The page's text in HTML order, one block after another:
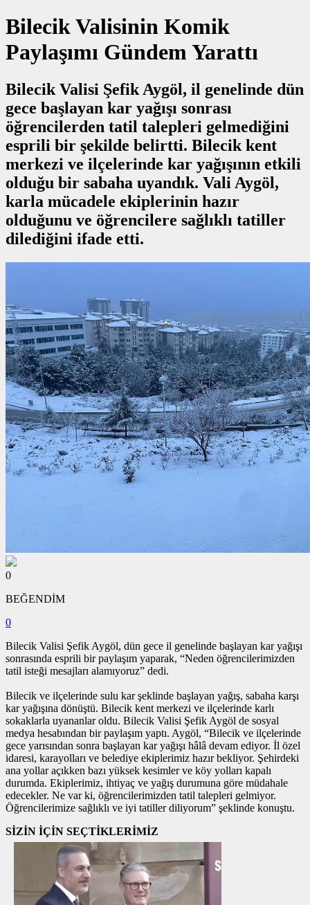
Bilecik Valisinin Komik
Paylaşımı Gündem Yarattı
Bilecik Valisi Şefik Aygöl, il genelinde dün
gece başlayan kar yağışı sonrası
öğrencilerden tatil talepleri gelmediğini
esprili bir şekilde belirtti. Bilecik kent
merkezi ve ilçelerinde kar yağışının etkili
olduğu bir sabaha uyandık. Vali Aygöl,
karla mücadele ekiplerinin hazır
olduğunu ve öğrencilere sağlıklı tatiller
dilediğini ifade etti.
0
BEĞENDİM
0
Bilecik Valisi Şefik Aygöl, dün gece il genelinde başlayan kar yağışı
sonrasında esprili bir paylaşım yaparak, “Neden öğrencilerimizden
tatil isteği mesajları alamıyoruz” dedi.
Bilecik ve ilçelerinde sulu kar şeklinde başlayan yağış, sabaha karşı
kar yağışına dönüştü. Bilecik kent merkezi ve ilçelerinde karlı
sokaklarla uyananlar oldu. Bilecik Valisi Şefik Aygöl de sosyal
medya hesabından bir paylaşım yaptı. Aygöl, “Bilecik ve ilçelerinde
gece yarısından sonra başlayan kar yağışı hâlâ devam ediyor. İl özel
idaresi, karayolları ve belediye ekiplerimiz hazır bekliyor. Şehirdeki
ana yollar açıkken bazı yüksek kesimler ve köy yolları kapalı
durumda. Ekiplerimiz, ihtiyaç ve yağış durumuna göre müdahale
edecekler. Ne var ki, öğrencilerimizden tatil talepleri gelmiyor.
Öğrencilerimize sağlıklı ve iyi tatiller diliyorum” şeklinde konuştu.
SİZİN İÇİN SEÇTİKLERİMİZ